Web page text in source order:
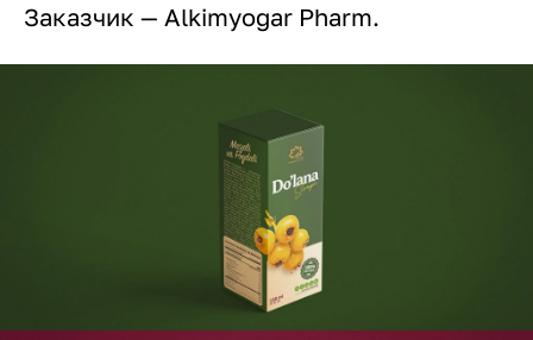
Заказчик — Alkimyogar Pharm.